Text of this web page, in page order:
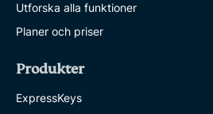
Utforska alla funktioner
Planer och priser
Produkter
ExpressKeys